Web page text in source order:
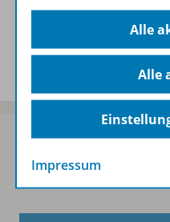
Sofort profitieren
Alle
Alle
Impressum